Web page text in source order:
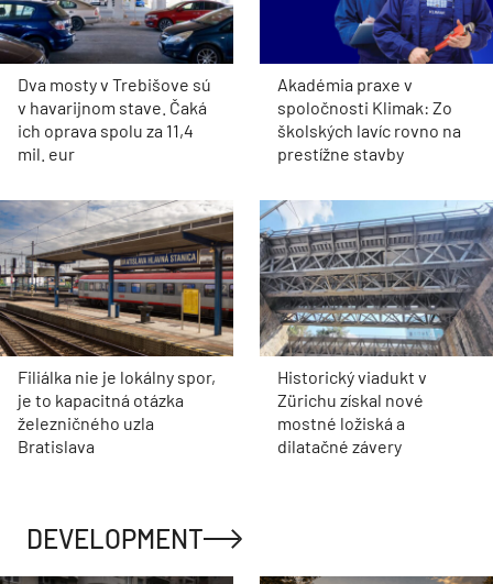
Dva mosty v Trebišove sú
v havarijnom stave. Čaká
ich oprava spolu za 11,4
mil. eur
Akadémia praxe v
spoločnosti Klimak: Zo
školských lavíc rovno na
prestížne stavby
Filiálka nie je lokálny spor,
je to kapacitná otázka
železničného uzla
Bratislava
Historický viadukt v
Zürichu získal nové
mostné ložiská a
dilatačné závery
DEVELOPMENT